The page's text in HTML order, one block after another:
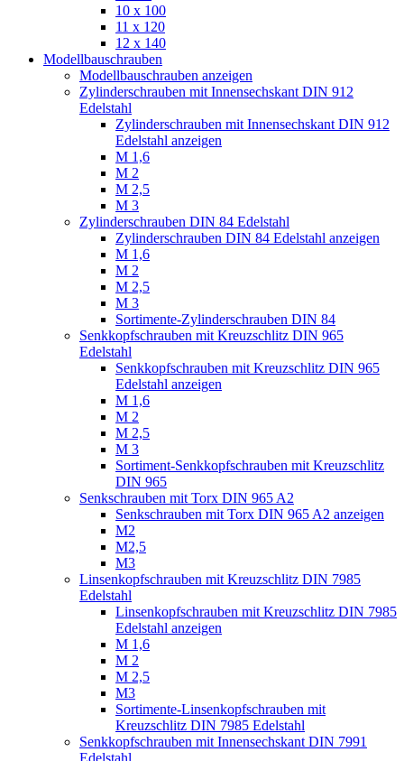
10 x 100
11 x 120
12 x 140
Modellbauschrauben
Modellbauschrauben anzeigen
Zylinderschrauben mit Innensechskant DIN 912
Edelstahl
Zylinderschrauben mit Innensechskant DIN 912
Edelstahl anzeigen
M 1,6
M 2
M 2,5
M 3
Zylinderschrauben DIN 84 Edelstahl
Zylinderschrauben DIN 84 Edelstahl anzeigen
M 1,6
M 2
M 2,5
M 3
Sortimente-Zylinderschrauben DIN 84
Senkkopfschrauben mit Kreuzschlitz DIN 965
Edelstahl
Senkkopfschrauben mit Kreuzschlitz DIN 965
Edelstahl anzeigen
M 1,6
M 2
M 2,5
M 3
Sortiment-Senkkopfschrauben mit Kreuzschlitz
DIN 965
Senkschrauben mit Torx DIN 965 A2
Senkschrauben mit Torx DIN 965 A2 anzeigen
M2
M2,5
M3
Linsenkopfschrauben mit Kreuzschlitz DIN 7985
Edelstahl
Linsenkopfschrauben mit Kreuzschlitz DIN 7985
Edelstahl anzeigen
M 1,6
M 2
M 2,5
M3
Sortimente-Linsenkopfschrauben mit
Kreuzschlitz DIN 7985 Edelstahl
Senkkopfschrauben mit Innensechskant DIN 7991
Edelstahl